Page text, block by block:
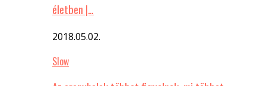
életben |…
2018.05.02.
Slow